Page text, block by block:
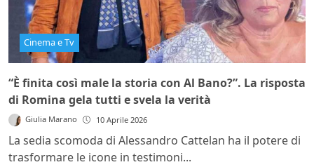
Cinema e Tv
“È finita così male la storia con Al Bano?”. La risposta
di Romina gela tutti e svela la verità
Giulia Marano 10 Aprile 2026
La sedia scomoda di Alessandro Cattelan ha il potere di
trasformare le icone in testimoni...